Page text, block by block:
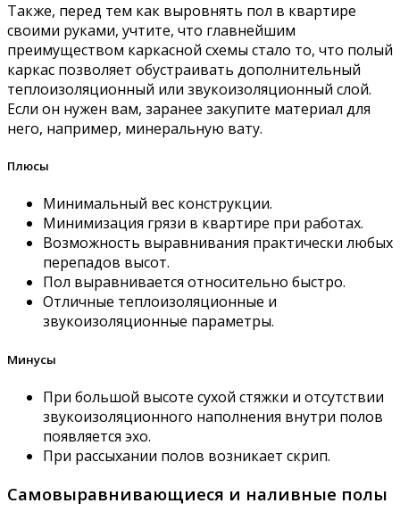
Также, перед тем как выровнять пол в квартире
своими руками, учтите, что главнейшим
преимуществом каркасной схемы стало то, что полый
каркас позволяет обустраивать дополнительный
теплоизоляционный или звукоизоляционный слой.
Если он нужен вам, заранее закупите материал для
него, например, минеральную вату.
Плюсы
Минимальный вес конструкции.
Минимизация грязи в квартире при работах.
Возможность выравнивания практически любых
перепадов высот.
Пол выравнивается относительно быстро.
Отличные теплоизоляционные и
звукоизоляционные параметры.
Минусы
При большой высоте сухой стяжки и отсутствии
звукоизоляционного наполнения внутри полов
появляется эхо.
При рассыхании полов возникает скрип.
Самовыравнивающиеся и наливные полы